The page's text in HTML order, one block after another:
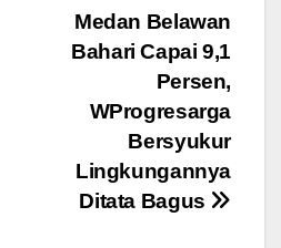
Medan Belawan
Bahari Capai 9,1
Persen,
WProgresarga
Bersyukur
Lingkungannya
Ditata Bagus